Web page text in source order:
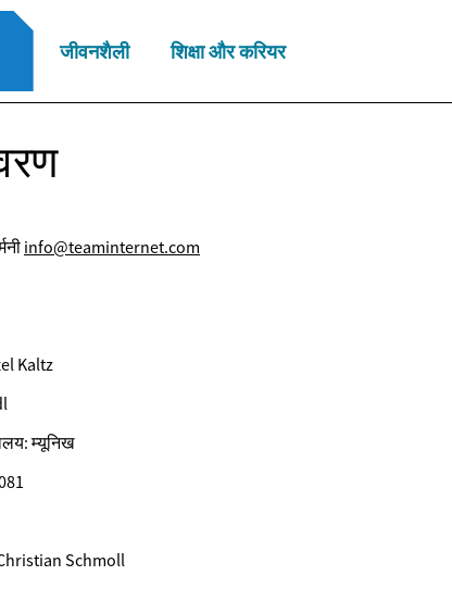
जीवनशैली शिक्षा और करियर
info@teaminternet.com
Kaltz
म्यूनिख
Christian Schmoll